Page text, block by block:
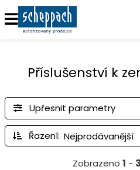
Příslušenství k
Upřesnit parametry
Řazení:
Zobrazeno 1 - 3